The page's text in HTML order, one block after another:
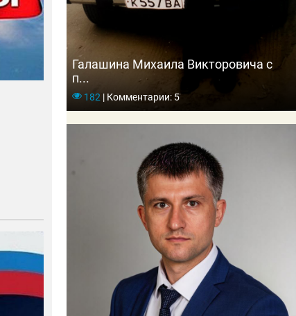
Галашина Михаила Викторовича с
п...
182 |Комментарии: 5